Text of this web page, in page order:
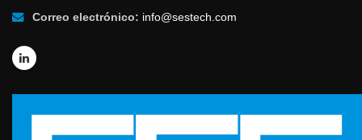
Correo electrónico: info@sestech.com